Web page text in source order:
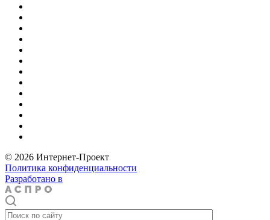
© 2026 Интернет-Проект
Политика конфиденциальности
Разработано в